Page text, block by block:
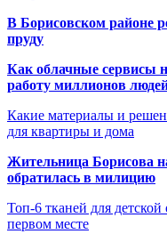
В Борисовском районе
пруду
Как облачные сервисы
работу миллионов
Какие материалы и
для квартиры и дома
Жительница Борисова
обратилась в милицию
Топ-6 тканей для
первом месте